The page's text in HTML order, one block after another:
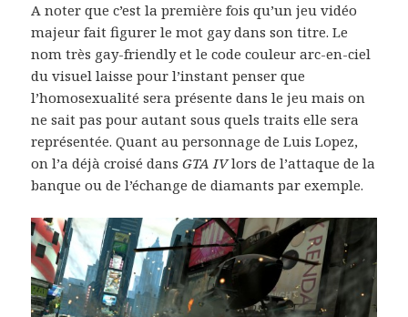
A noter que c’est la première fois qu’un jeu vidéo
majeur fait figurer le mot gay dans son titre. Le
nom très gay-friendly et le code couleur arc-en-ciel
du visuel laisse pour l’instant penser que
l’homosexualité sera présente dans le jeu mais on
ne sait pas pour autant sous quels traits elle sera
représentée. Quant au personnage de Luis Lopez,
on l’a déjà croisé dansGTA IVlors de l’attaque de la
banque ou de l’échange de diamants par exemple.